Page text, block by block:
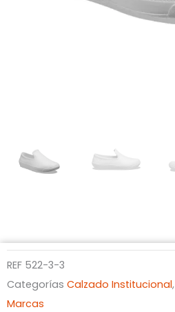
REF 522-3-3
Categorías Calzado Institucional,
Marcas